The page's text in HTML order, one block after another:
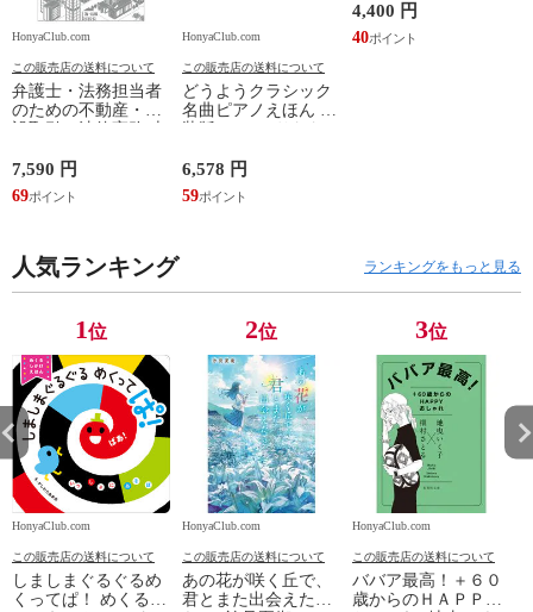
HonyaClub.com
この販売店の送料について
弁護士・法務担当者
のための不動産・建
開発、設計・監理、
建設請負 第２版 /富
田裕 小里佳嵩
7,590 円
69
HonyaClub.com
この販売店の送料について
どうようクラシック
名曲ピアノえほん 新
ワシマミワコ
6,578 円
59
4,400 円
40
人気ランキング ランキングをもっと見る
1位
HonyaClub.com
この販売店の送料について
しましまぐるぐるめ
くってぱ！ めくるし
2位
HonyaClub.com
この販売店の送料について
あの花が咲く丘で、
君とまた出会えた
3位
HonyaClub.com
この販売店の送料について
ババア最高！＋６０
歳からのＨＡＰＰＹ